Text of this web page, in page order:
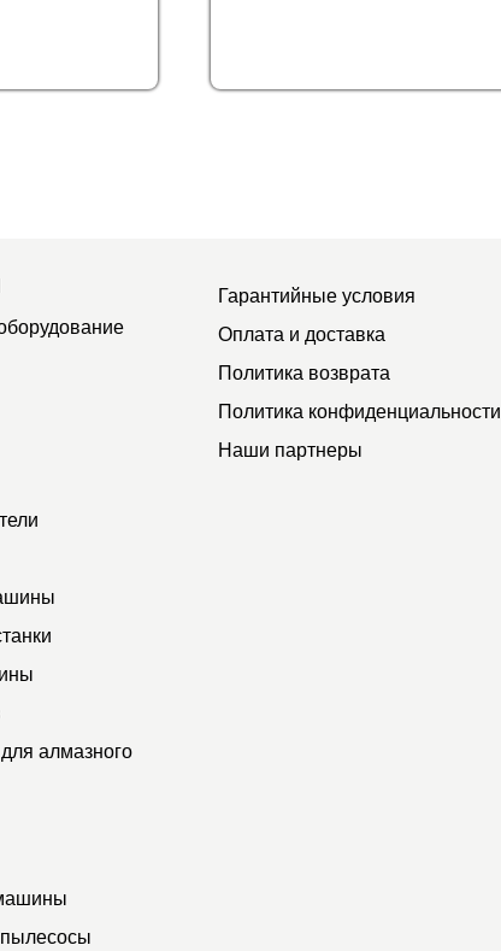
алмазного
Гарантийные условия
Оплата и доставка
Политика возврата
Политика конфиденциальности
Наши партнеры